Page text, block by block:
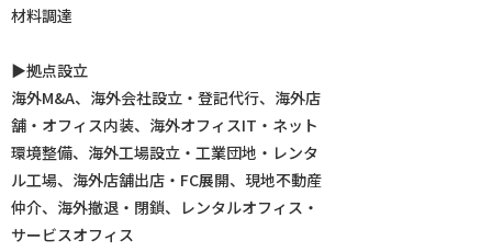
材料調達
▶︎拠点設立
海外M&A、海外会社設立・登記代行、海外店
舗・オフィス内装、海外オフィスIT・ネット
環境整備、海外工場設立・工業団地・レンタ
ル工場、海外店舗出店・FC展開、現地不動産
仲介、海外撤退・閉鎖、レンタルオフィス・
サービスオフィス